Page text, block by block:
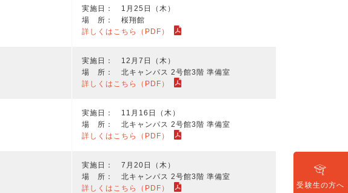
実施日： 1月25日（木）
場 所： 桜翔館
詳しくはこちら（PDF）
実施日： 12月7日（木）
場 所： 北キャンパス 2号館3階 準備室
詳しくはこちら（PDF）
実施日： 11月16日（木）
場 所： 北キャンパス 2号館3階 準備室
詳しくはこちら（PDF）
実施日： 7月20日（木）
場 所： 北キャンパス 2号館3階 準備室
詳しくはこちら（PDF）
受験生の方へ